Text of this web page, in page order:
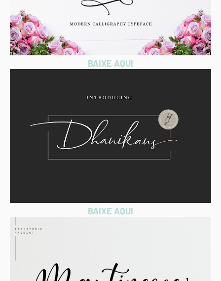
BAIXE AQUI
BAIXE AQUI